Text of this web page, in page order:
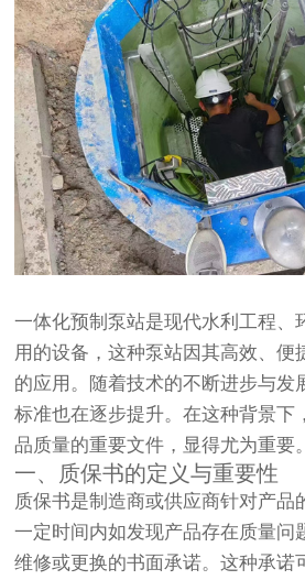
一体化预制泵站是现代水利工程、
用的设备，这种泵站因其高效、便
的应用。随着技术的不断进步与发
标准也在逐步提升。在这种背景下
品质量的重要文件，显得尤为重要。
一、质保书的定义与重要性
质保书是制造商或供应商针对产品
一定时间内如发现产品存在质量问
维修或更换的书面承诺。这种承诺